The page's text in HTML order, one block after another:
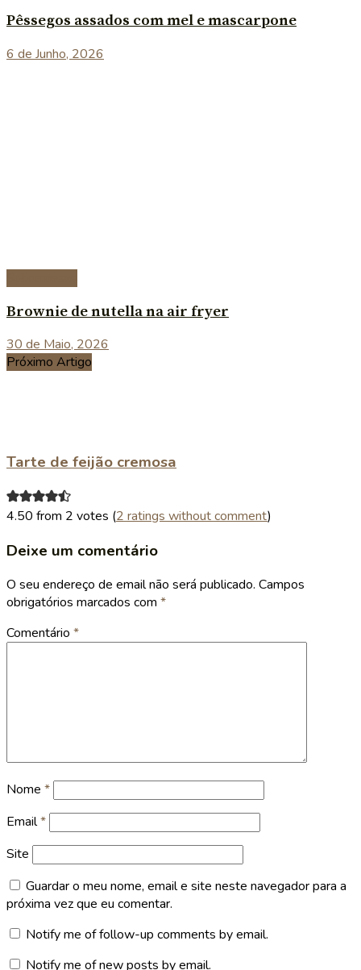
Pêssegos assados com mel e mascarpone
6 de Junho, 2026
Brownie de nutella na air fryer
30 de Maio, 2026
Próximo Artigo
Tarte de feijão cremosa
4.50 from 2 votes (2 ratings without comment)
Deixe um comentário
O seu endereço de email não será publicado. Campos
obrigatórios marcados com *
Comentário *
Nome *
Email*
Site
Guardar o meu nome, email e site neste navegador para a
próxima vez que eu comentar.
Notify me of follow-up comments by email.
Notify me of new posts by email.